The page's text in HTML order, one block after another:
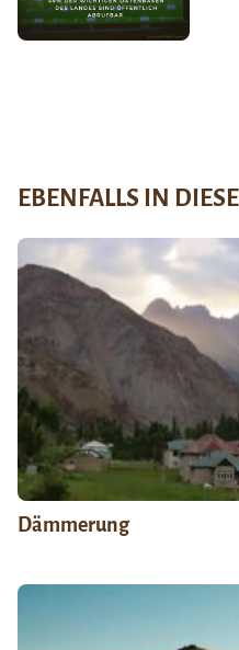
EBENFALLS IN
Dämmerung